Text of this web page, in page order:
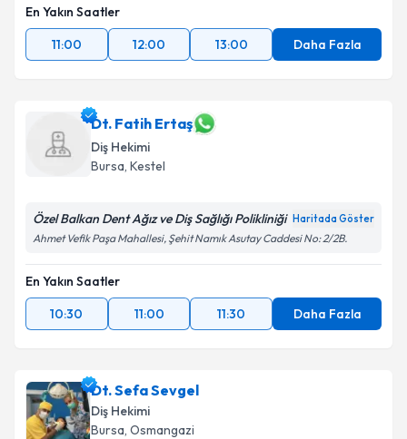
En Yakın Saatler
11:00
12:00 13:00 Daha Fazla
Dt. Fatih Ertaş
Diş Hekimi
Bursa, Kestel
Özel Balkan Dent Ağız ve Diş Sağlığı Polikliniği Haritada Göster
Ahmet Vefik Paşa Mahallesi, Şehit Namık Asutay Caddesi No: 2/2B.
En Yakın Saatler
10:30
11:00 11:30 Daha Fazla
Dt. Sefa Sevgel
Diş Hekimi
Bursa, Osmangazi